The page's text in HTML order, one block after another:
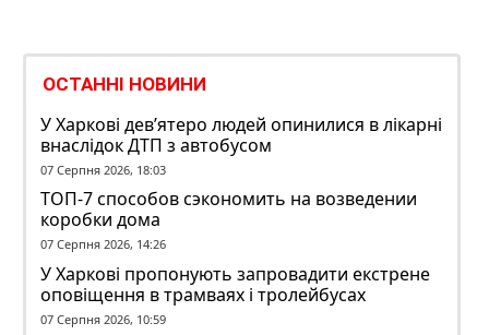
ОСТАННІ НОВИНИ
У Харкові дев’ятеро людей опинилися в лікарні
внаслідок ДТП з автобусом
07 Серпня 2026, 18:03
ТОП-7 способов сэкономить на возведении
коробки дома
07 Серпня 2026, 14:26
У Харкові пропонують запровадити екстрене
оповіщення в трамваях і тролейбусах
07 Серпня 2026, 10:59